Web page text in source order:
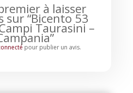
à laisser
sur “Bicento 53
Taurasini –
pour publier un avis.